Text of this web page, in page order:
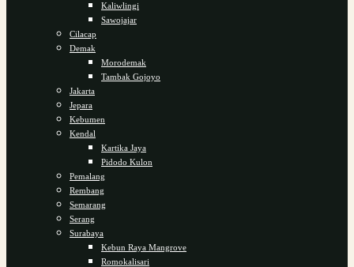
Kaliwlingi
Sawojajar
Cilacap
Demak
Morodemak
Tambak Gojoyo
Jakarta
Jepara
Kebumen
Kendal
Kartika Jaya
Pidodo Kulon
Pemalang
Rembang
Semarang
Serang
Surabaya
Kebun Raya Mangrove
Romokalisari